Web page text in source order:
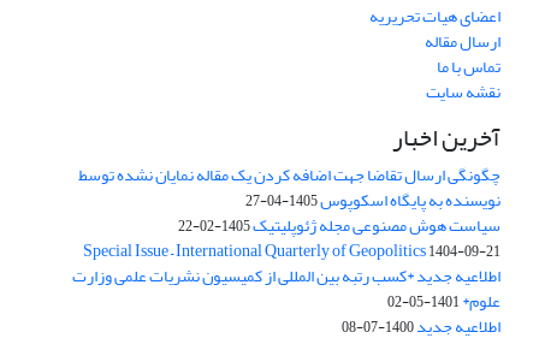
اعضای هیات تحریریه
ارسال مقاله
تماس با ما
نقشه سایت
آخرین اخبار
چگونگی ارسال تقاضا جهت اضافه کردن یک مقاله نمایان نشده توسط
نویسنده به پایگاه اسکوپوس1405-04-27
سیاست هوش مصنوعی مجله ژئوپلیتیک1405-02-22
Special Issue – International Quarterly of Geopolitics1404-09-21
اطلاعیه جدید *کسب رتبه بین المللی از کمیسیون نشریات علمی وزارت
علوم*1401-05-02
اطلاعیه جدید1400-07-08